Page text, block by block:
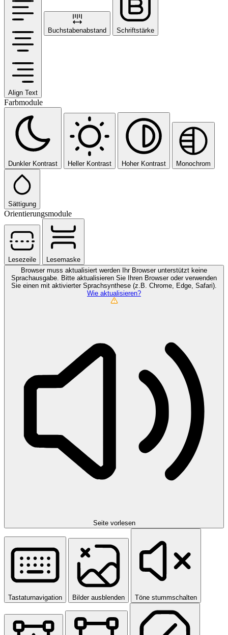
Align Text
Buchstabenabstand Schriftstärke
Farbmodule
Dunkler Kontrast Heller Kontrast Hoher Kontrast Monochrom
Sättigung
Orientierungsmodule
Lesezeile
Lesemaske
Browser muss aktualisiert werden Ihr Browser unterstützt keine
Sprachausgabe. Bitte aktualisieren Sie Ihren Browser oder verwenden
Sie einen mit aktivierter Sprachsynthese (z.B. Chrome, Edge, Safari).
Wie aktualisieren?
Seite vorlesen
Tastaturnavigation Bilder ausblenden Töne stummschalten